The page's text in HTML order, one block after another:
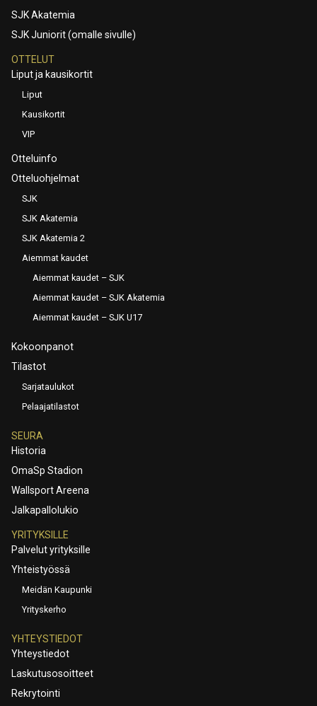
SJK Akatemia
SJK Juniorit (omalle sivulle)
OTTELUT
Liput ja kausikortit
Liput
Kausikortit
VIP
Otteluinfo
Otteluohjelmat
SJK
SJK Akatemia
SJK Akatemia 2
Aiemmat kaudet
Aiemmat kaudet – SJK
Aiemmat kaudet – SJK Akatemia
Aiemmat kaudet – SJK U17
Kokoonpanot
Tilastot
Sarjataulukot
Pelaajatilastot
SEURA
Historia
OmaSp Stadion
Wallsport Areena
Jalkapallolukio
YRITYKSILLE
Palvelut yrityksille
Yhteistyössä
Meidän Kaupunki
Yrityskerho
YHTEYSTIEDOT
Yhteystiedot
Laskutusosoitteet
Rekrytointi